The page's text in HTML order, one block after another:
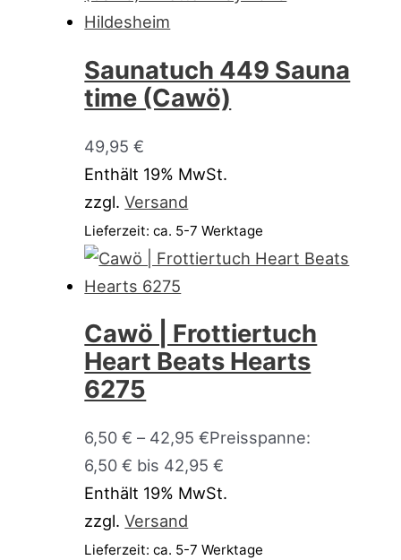
Saunatuch 449 Sauna
time (Cawö)
49,95€
Enthält 19% MwSt.
zzgl.Versand
Lieferzeit: ca. 5-7 Werktage
Cawö | Frottiertuch
Heart Beats Hearts
6275
6,50€ – 42,95€Preisspanne:
6,50 € bis 42,95 €
Enthält 19% MwSt.
zzgl.Versand
Lieferzeit: ca. 5-7 Werktage